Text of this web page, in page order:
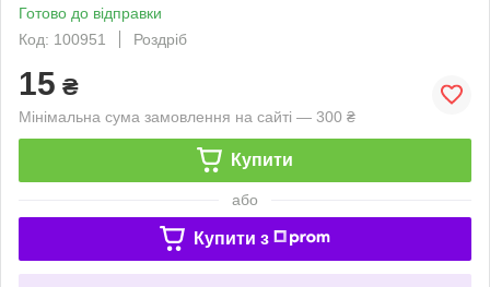
Готово до відправки
Код: 100951
Роздріб
15 ₴
Мінімальна сума замовлення на сайті — 300 ₴
Купити
або
Купити з